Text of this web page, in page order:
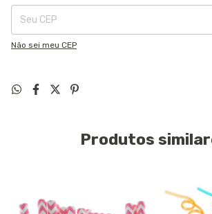
Não sei meu CEP
Produtos